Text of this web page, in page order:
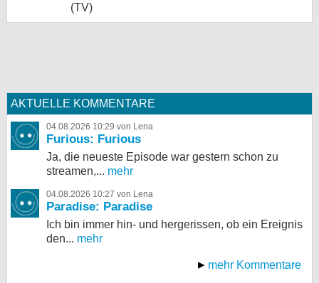
(TV)
AKTUELLE KOMMENTARE
04.08.2026 10:29 von Lena
Furious: Furious
Ja, die neueste Episode war gestern schon zu
streamen,... mehr
04.08.2026 10:27 von Lena
Paradise: Paradise
Ich bin immer hin- und hergerissen, ob ein Ereignis
den... mehr
mehr Kommentare